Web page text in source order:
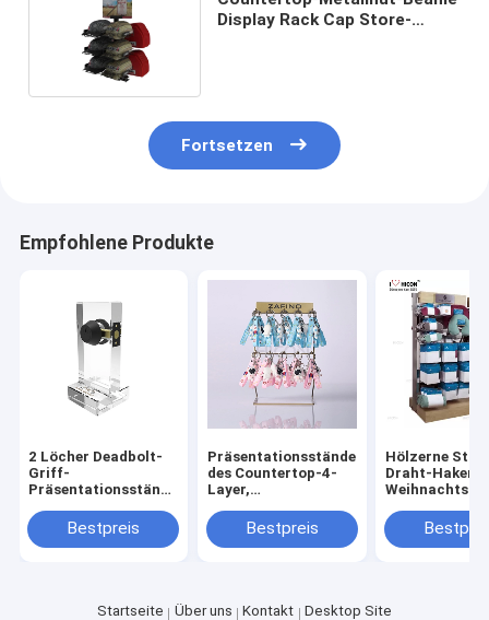
Display Rack Cap Store-
Fortsetzen
Empfohlene Produkte
2 Löcher Deadbolt-
Griff-
Präsentationsständer-
Verschluss-Anzeige
Bestpreis
Präsentationsständer
des Countertop-4-
Layer,
Präsentationsständer
Bestpreis
Hölzerne
Draht-Haken-
Anzeige
Startseite Über uns Kontakt Desktop Site